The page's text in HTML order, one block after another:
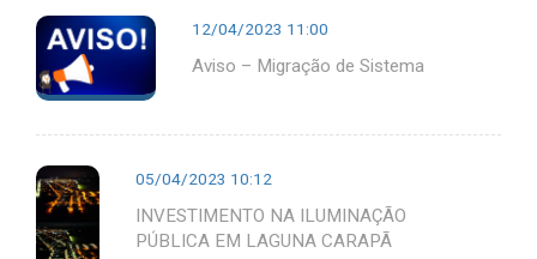
12/04/2023 11:00
Aviso – Migração de Sistema
05/04/2023 10:12
INVESTIMENTO NA ILUMINAÇÃO
PÚBLICA EM LAGUNA CARAPÃ